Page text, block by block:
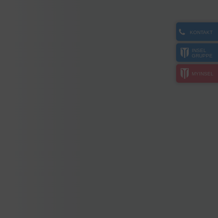
KONTAKT
INSEL
GRUPPE
MYINSEL